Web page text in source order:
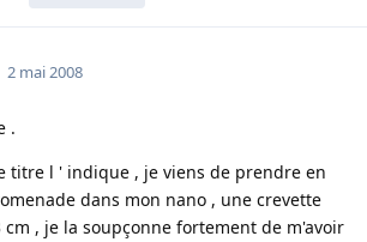
2 mai 2008
.
titre l ' indique , je viens de prendre en
dans mon nano , une crevette
, je la soupçonne fortement de m'avoir